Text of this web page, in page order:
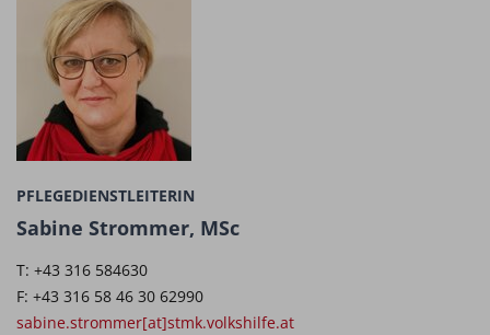
PFLEGEDIENSTLEITERIN
Sabine Strommer, MSc
T: +43 316 584630
F: +43 316 58 46 30 62990
sabine.strommer[at]stmk.volkshilfe.at